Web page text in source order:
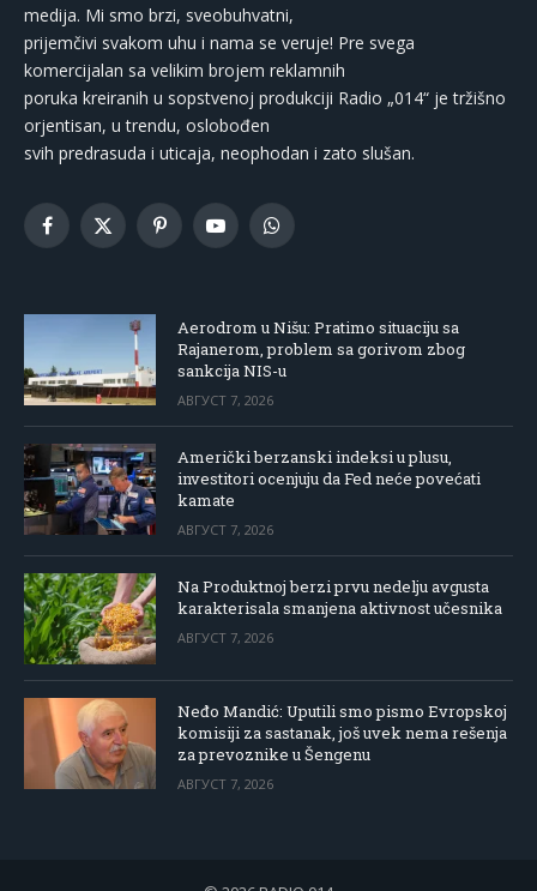
medija. Mi smo brzi, sveobuhvatni,
prijemčivi svakom uhu i nama se veruje! Pre svega
komercijalan sa velikim brojem reklamnih
poruka kreiranih u sopstvenoj produkciji Radio „014“ je tržišno
orjentisan, u trendu, oslobođen
svih predrasuda i uticaja, neophodan i zato slušan.
Facebook
X
PinterestYouTubeWhatsApp
Aerodrom u Nišu: Pratimo situaciju sa
Rajanerom, problem sa gorivom zbog
sankcija NIS-u
АВГУСТ 7, 2026
Američki berzanski indeksi u plusu,
investitori ocenjuju da Fed neće povećati
kamate
АВГУСТ 7, 2026
Na Produktnoj berzi prvu nedelju avgusta
karakterisala smanjena aktivnost učesnika
АВГУСТ 7, 2026
Neđo Mandić: Uputili smo pismo Evropskoj
komisiji za sastanak, još uvek nema rešenja
za prevoznike u Šengenu
АВГУСТ 7, 2026